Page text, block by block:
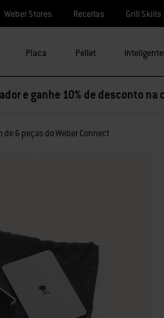
Weber Stores Receitas Grill Skills
Placa Pellet
e ganhe 10% de desconto
de 6 peças do Weber Connect